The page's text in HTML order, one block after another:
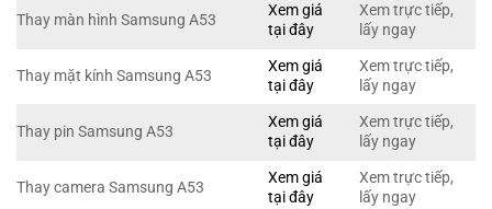
Thay màn hình Samsung A53
Xem giá
tại đây
Xem trực tiếp,
lấy ngay
Thay mặt kính Samsung A53
Xem giá
tại đây
Xem trực tiếp,
lấy ngay
Thay pin Samsung A53
Xem giá
tại đây
Xem trực tiếp,
lấy ngay
Thay camera Samsung A53
Xem giá
tại đây
Xem trực tiếp,
lấy ngay